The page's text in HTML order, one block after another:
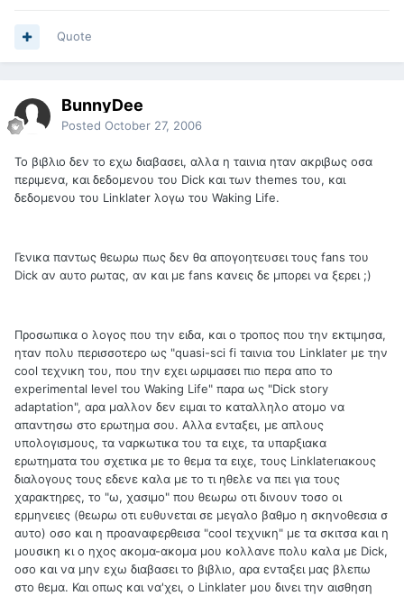
Quote
BunnyDee
Posted October 27, 2006
Το βιβλιο δεν το εχω διαβασει, αλλα η ταινια ηταν ακριβως οσα
περιμενα, και δεδομενου του Dick και των themes του, και
δεδομενου του Linklater λογω του Waking Life.
Γενικα παντως θεωρω πως δεν θα απογοητευσει τους fans του
Dick αν αυτο ρωτας, αν και με fans κανεις δε μπορει να ξερει ;)
Προσωπικα ο λογος που την ειδα, και ο τροπος που την εκτιμησα,
ηταν πολυ περισσοτερο ως "quasi-sci fi ταινια του Linklater με την
cool τεχνικη του, που την εχει ωριμασει πιο περα απο το
experimental level του Waking Life" παρα ως "Dick story
adaptation", αρα μαλλον δεν ειμαι το καταλληλο ατομο να
απαντησω στο ερωτημα σου. Αλλα ενταξει, με απλους
υπολογισμους, τα ναρκωτικα του τα ειχε, τα υπαρξιακα
ερωτηματα του σχετικα με το θεμα τα ειχε, τους Linklaterιακους
διαλογους τους εδενε καλα με το τι ηθελε να πει για τους
χαρακτηρες, το "ω, χασιμο" που θεωρω οτι δινουν τοσο οι
ερμηνειες (θεωρω οτι ευθυνεται σε μεγαλο βαθμο η σκηνοθεσια σ
αυτο) οσο και η προαναφερθεισα "cool τεχνικη" με τα σκιτσα και η
μουσικη κι ο ηχος ακομα-ακομα μου κολλανε πολυ καλα με Dick,
οσο και να μην εχω διαβασει το βιβλιο, αρα ενταξει μας βλεπω
στο θεμα. Και οπως και να'χει, ο Linklater μου δινει την αισθηση